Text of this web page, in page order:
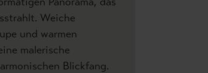
Weiche
und warmen
malerische
Blickfang.